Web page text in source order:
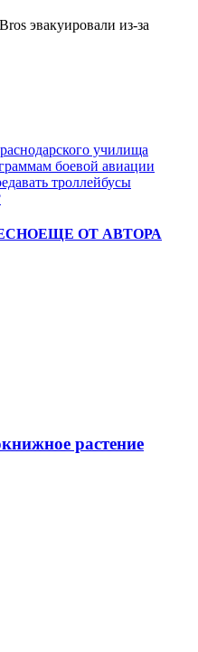
эвакуировали из-за
училища
боевой авиации
троллейбусы
ЕЩЕ ОТ АВТОРА
растение